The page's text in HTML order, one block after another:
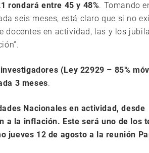
rondará entre 45 y 48%. Tomando
seis meses, está claro que si no
docentes en actividad, las y los
(Ley 22929 – 85%
3 meses.
Nacionales en actividad, desde
a la inflación. Este será uno de los
jueves 12 de agosto a la reunión